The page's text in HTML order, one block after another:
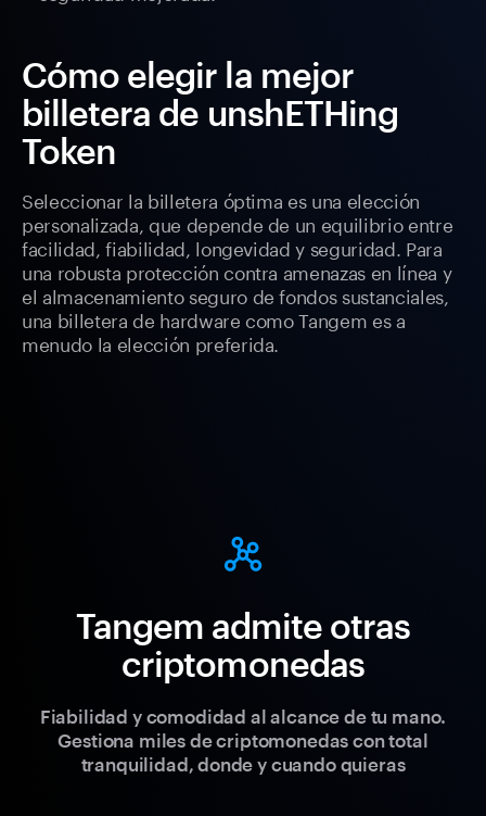
Cómo elegir la mejor
billetera de unshETHing
Token
Seleccionar la billetera óptima es una elección
personalizada, que depende de un equilibrio entre
facilidad, fiabilidad, longevidad y seguridad. Para
una robusta protección contra amenazas en línea y
el almacenamiento seguro de fondos sustanciales,
una billetera de hardware como Tangem es a
menudo la elección preferida.
Tangem admite otras
criptomonedas
Fiabilidad y comodidad al alcance de tu mano.
Gestiona miles de criptomonedas con total
tranquilidad, donde y cuando quieras